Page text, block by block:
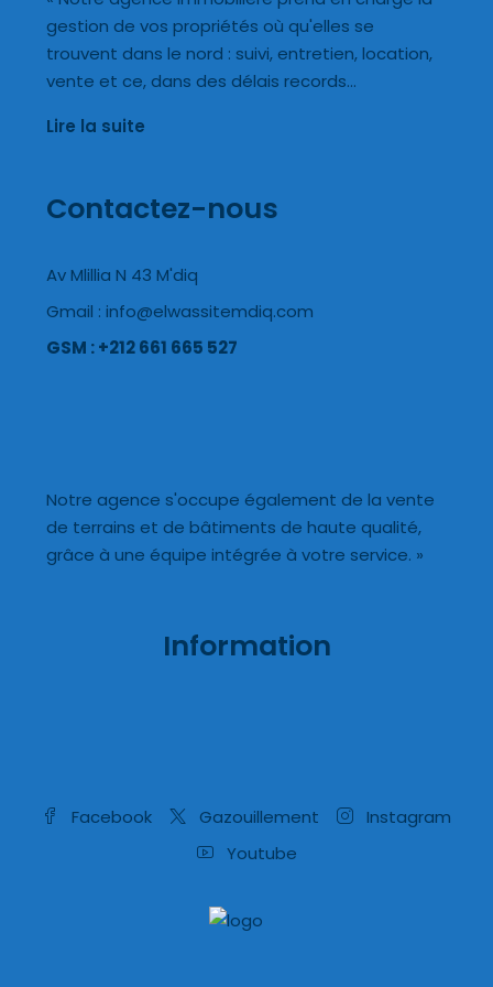
gestion de vos propriétés où qu'elles se
trouvent dans le nord : suivi, entretien, location,
vente et ce, dans des délais records…
Lire la suite
Contactez-nous
Av Mlillia N 43 M'diq
Gmail : info@elwassitemdiq.com
GSM : +212 661 665 527
Notre agence s'occupe également de la vente
de terrains et de bâtiments de haute qualité,
grâce à une équipe intégrée à votre service. »
Information
Facebook Gazouillement
Instagram
Youtube